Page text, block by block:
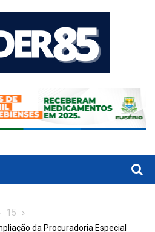
15
da Procuradoria Especial